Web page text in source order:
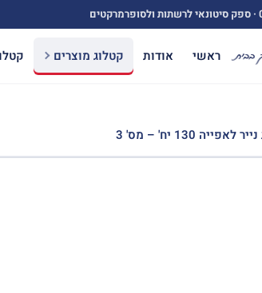
· ספק סיטונאי לרשתות ולסופרמרקטים
ראשי אודות קטלוג מוצרים
130 יח' – מס' 3